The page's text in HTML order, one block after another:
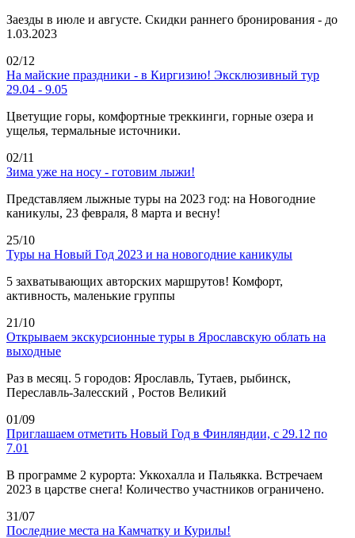
Заезды в июле и августе. Скидки раннего бронирования - до
1.03.2023
02/12
На майские праздники - в Киргизию! Эксклюзивный тур
29.04 - 9.05
Цветущие горы, комфортные треккинги, горные озера и
ущелья, термальные источники.
02/11
Зима уже на носу - готовим лыжи!
Представляем лыжные туры на 2023 год: на Новогодние
каникулы, 23 февраля, 8 марта и весну!
25/10
Туры на Новый Год 2023 и на новогодние каникулы
5 захватывающих авторских маршрутов! Комфорт,
активность, маленькие группы
21/10
Открываем экскурсионные туры в Ярославскую облать на
выходные
Раз в месяц. 5 городов: Ярославль, Тутаев, рыбинск,
Переславль-Залесский , Ростов Великий
01/09
Приглашаем отметить Новый Год в Финляндии, с 29.12 по
7.01
В программе 2 курорта: Уккохалла и Пальякка. Встречаем
2023 в царстве снега! Количество участников ограничено.
31/07
Последние места на Камчатку и Курилы!